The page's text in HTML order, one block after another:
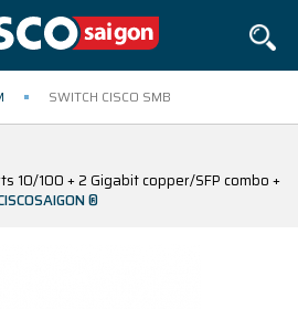
SWITCH CISCO SMB
10/100 + 2 Gigabit copper/SFP combo +
®